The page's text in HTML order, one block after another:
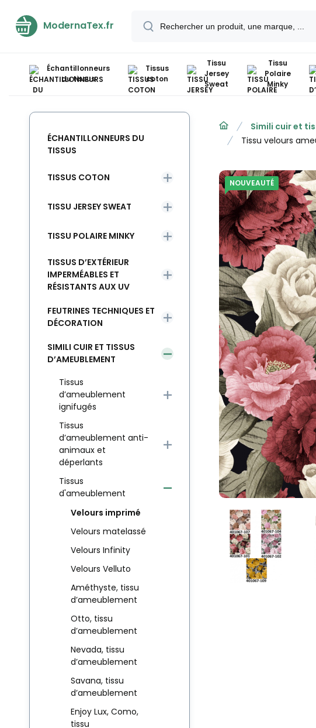
ModernaTex.fr
Échantillonneurs
du tissus
Tissus
coton
Tissu
Jersey
Sweat
Tissu
Polaire
Minky
Simili cuir et
Tissu velours
NOUVEAUTÉ
ÉCHANTILLONNEURS DU
TISSUS
TISSUS COTON
TISSU JERSEY SWEAT
TISSU POLAIRE MINKY
TISSUS D’EXTÉRIEUR
IMPERMÉABLES ET
RÉSISTANTS AUX UV
FEUTRINES TECHNIQUES ET
DÉCORATION
SIMILI CUIR ET TISSUS
D’AMEUBLEMENT
Tissus
d’ameublement
ignifugés
Tissus
d’ameublement anti-
animaux et
déperlants
Tissus
d'ameublement
Velours imprimé
Velours matelassé
Velours Infinity
Velours Velluto
Améthyste, tissu
d’ameublement
Otto, tissu
d’ameublement
Nevada, tissu
d’ameublement
Savana, tissu
d’ameublement
Enjoy Lux, Como,
tissu